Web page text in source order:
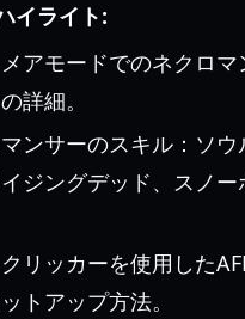
イライト:
アモードでのネクロマ
詳細。
ンサーのスキル：ソウ
ジングデッド、スノ
リッカーを使用した
トアップ方法。